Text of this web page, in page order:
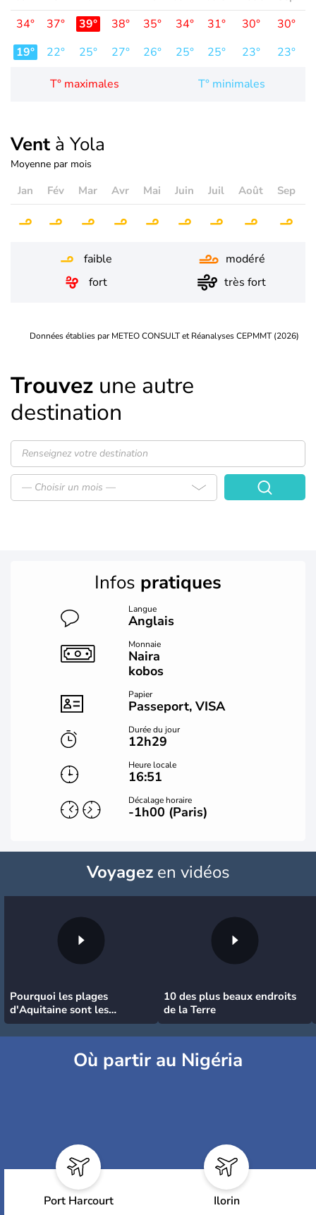
34° 37° 39° 38° 35° 34° 31° 30° 30°
19°
22° 25° 27° 26° 25° 25° 23° 23°
T° maximales T° minimales
Vent à Yola
Moyenne par mois
Jan Fév Mar Avr Mai Juin Juil Août Sep
faible
modéré
fort
très fort
Données établies par METEO CONSULT et Réanalyses CEPMMT (2026)
Trouvez une autre
destination
— Choisir un mois —
Infos pratiques
Langue
Anglais
Monnaie
Naira
kobos
Papier
Passeport, VISA
Durée du jour
12h29
Heure locale
16:51
Décalage horaire
-1h00 (Paris)
Voyagezen vidéos
Pourquoi les plages
d'Aquitaine sont les
meilleures pour surfer
10 des plus beaux endroits
de la Terre
Où partir au Nigéria
Port Harcourt Ilorin